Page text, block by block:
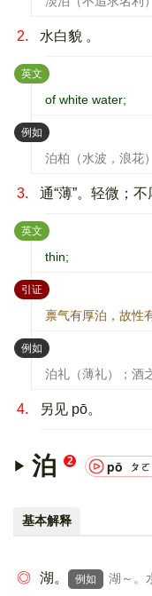
2. 水白貌 。
英文 ：
of white water;
例如 ：
泊柏（水波，浪花）
3. 通“薄”。轻微；不
英文 ：
thin;
引证：
禀气有厚泊，故性
例如 ：
泊礼（薄礼）；酒
4. 另见 pō。
泊 2 pō ㄆㄛ
基本解释
◎ 湖。 例如 湖～。